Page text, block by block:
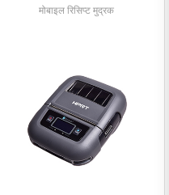
मोबाइल रिसिप्ट मुद्रक